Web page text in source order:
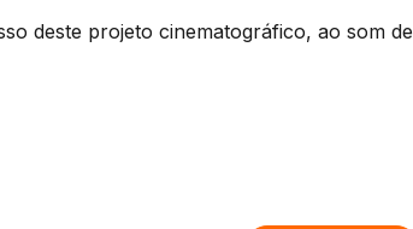
deste projeto cinematográfico, ao som de